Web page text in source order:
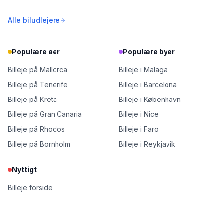
Alle biludlejere
Populære øer
Billeje på Mallorca
Billeje på Tenerife
Billeje på Kreta
Billeje på Gran Canaria
Billeje på Rhodos
Billeje på Bornholm
Populære byer
Billeje i Malaga
Billeje i Barcelona
Billeje i København
Billeje i Nice
Billeje i Faro
Billeje i Reykjavik
Nyttigt
Billeje forside